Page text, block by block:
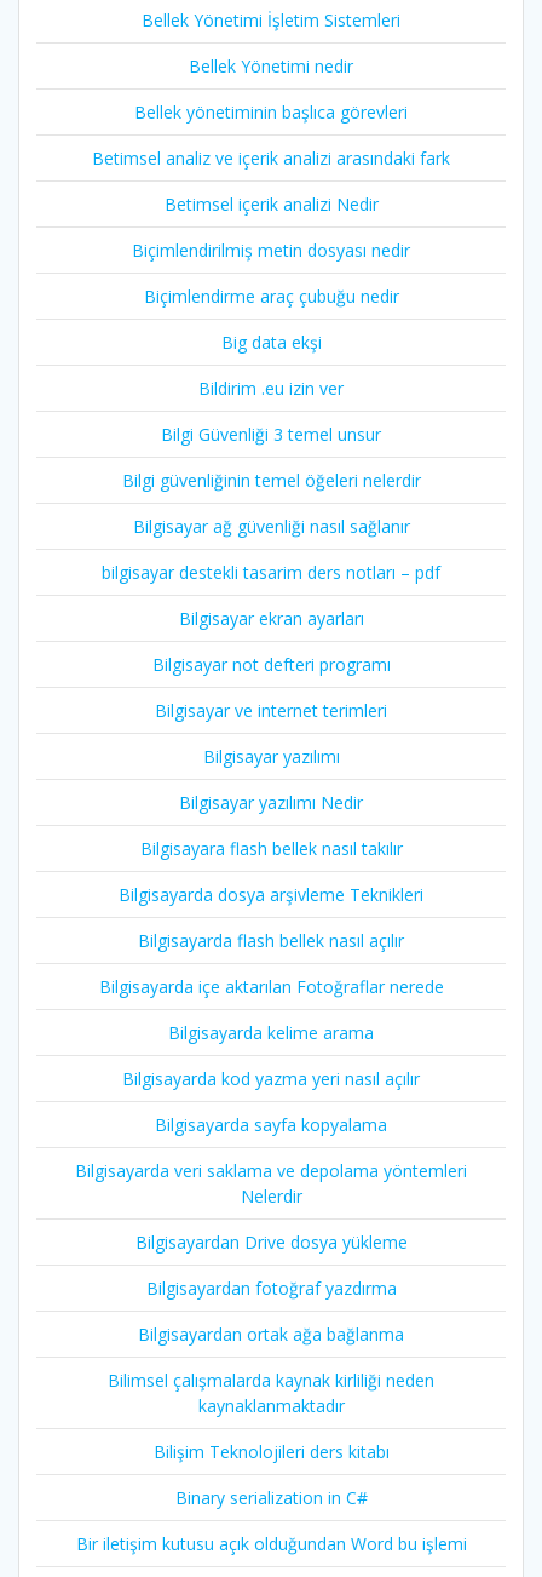
Bellek Yönetimi İşletim Sistemleri
Bellek Yönetimi nedir
Bellek yönetiminin başlıca görevleri
Betimsel analiz ve içerik analizi arasındaki fark
Betimsel içerik analizi Nedir
Biçimlendirilmiş metin dosyası nedir
Biçimlendirme araç çubuğu nedir
Big data ekşi
Bildirim .eu izin ver
Bilgi Güvenliği 3 temel unsur
Bilgi güvenliğinin temel öğeleri nelerdir
Bilgisayar ağ güvenliği nasıl sağlanır
bilgisayar destekli tasarim ders notları – pdf
Bilgisayar ekran ayarları
Bilgisayar not defteri programı
Bilgisayar ve internet terimleri
Bilgisayar yazılımı
Bilgisayar yazılımı Nedir
Bilgisayara flash bellek nasıl takılır
Bilgisayarda dosya arşivleme Teknikleri
Bilgisayarda flash bellek nasıl açılır
Bilgisayarda içe aktarılan Fotoğraflar nerede
Bilgisayarda kelime arama
Bilgisayarda kod yazma yeri nasıl açılır
Bilgisayarda sayfa kopyalama
Bilgisayarda veri saklama ve depolama yöntemleri
Nelerdir
Bilgisayardan Drive dosya yükleme
Bilgisayardan fotoğraf yazdırma
Bilgisayardan ortak ağa bağlanma
Bilimsel çalışmalarda kaynak kirliliği neden
kaynaklanmaktadır
Bilişim Teknolojileri ders kitabı
Binary serialization in C#
Bir iletişim kutusu açık olduğundan Word bu işlemi